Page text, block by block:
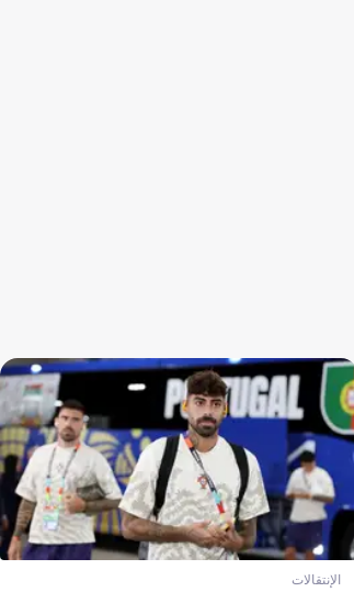
الإنتقالات